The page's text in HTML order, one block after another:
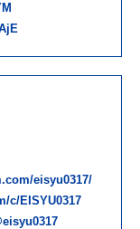
eisyu0317/
c/EISYU0317